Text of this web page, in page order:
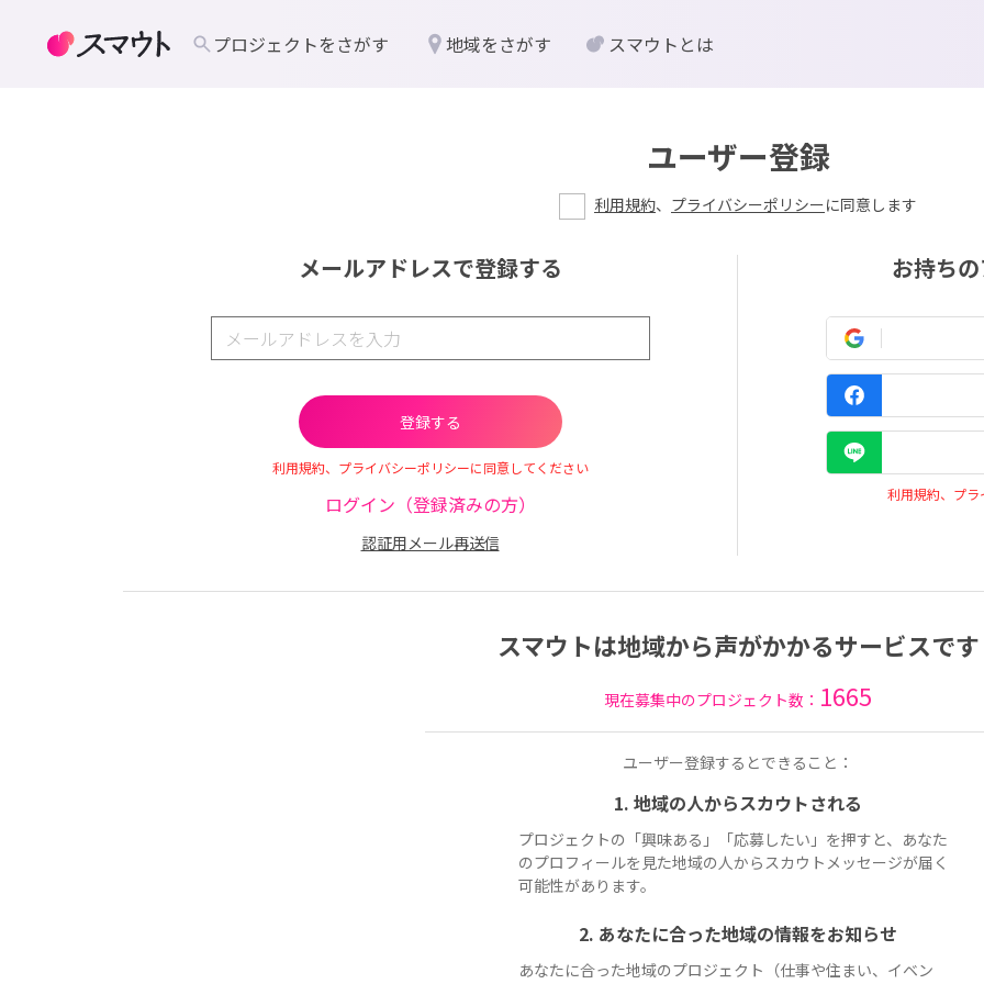
ユーザー登録
利用規約、 プライバシーポリシーに同意します
メールアドレスで登録する
利用規約、プライバシーポリシーに同意してください
ログイン（登録済みの方）
認証用メール再送信
お持ち
利用規約、プ
スマウトは地域から声がかかるサービスです
現在募集中のプロジェクト数： 1665
ユーザー登録するとできること：
1. 地域の人からスカウトされる
プロジェクトの「興味ある」「応募したい」を押すと、あなた
のプロフィールを見た地域の人からスカウトメッセージが届く
可能性があります。
2. あなたに合った地域の情報をお知らせ
あなたに合った地域のプロジェクト（仕事や住まい、イベン
プロジェクトをさがす 地域をさがす スマウトとは